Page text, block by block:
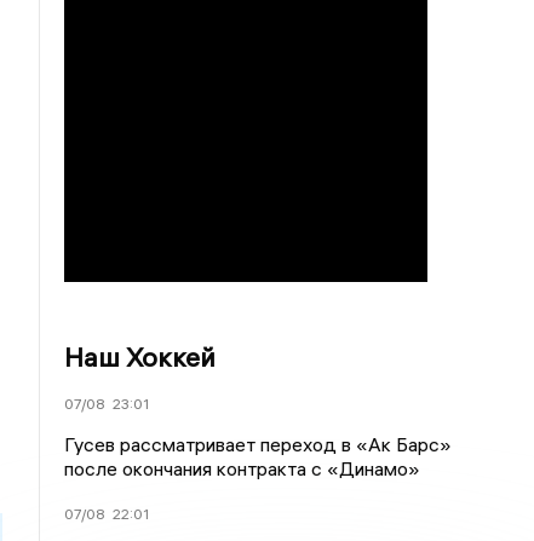
Наш Хоккей
07/08 23:01
Гусев рассматривает переход в «Ак Барс»
после окончания контракта с «Динамо»
07/08 22:01